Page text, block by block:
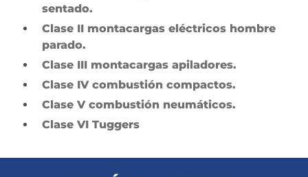
sentado.
Clase II montacargas eléctricos hombre
parado.
Clase III montacargas apiladores.
Clase IV combustión compactos.
Clase V combustión neumáticos.
Clase VI Tuggers